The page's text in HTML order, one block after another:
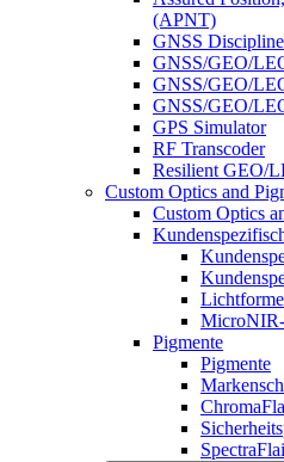
(APNT)
GNSS
GNSS/GEO/
GNSS/GEO/
GNSS/GEO/
GPS Simulator
RF Transcoder
Resilient GEO/
Custom Optics and
Custom Optics
Pigmente
Pigmente